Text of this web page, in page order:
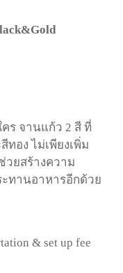
คร จานแก้ว 2 สี ที่
ทอง ไม่เพียงเพิ่ม
วยสร้างความ
ทานอาหารอีกด้วย
& set up fee